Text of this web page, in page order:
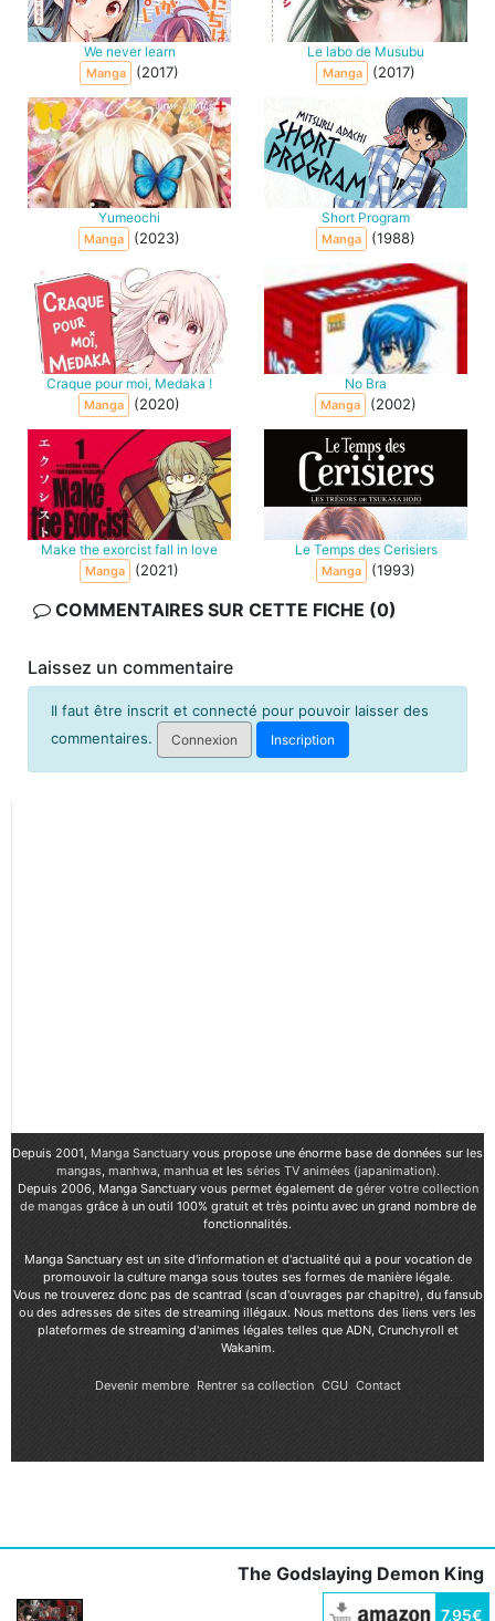
The Godslaying Demon King
7,95€
We never learn
Manga (2017)
Le labo de Musubu
Manga (2017)
Yumeochi
Manga (2023)
Short Program
Manga (1988)
Craque pour moi, Medaka !
Manga (2020)
No Bra
Manga (2002)
Make the exorcist fall in love
Manga (2021)
Le Temps des Cerisiers
Manga (1993)
COMMENTAIRES SUR CETTE FICHE (0)
Laissez un commentaire
Il faut être inscrit et connecté pour pouvoir laisser des
commentaires.
Connexion Inscription
Depuis 2001, Manga Sanctuary vous propose une énorme base de données sur les
mangas, manhwa, manhuaet les séries TV animées (japanimation).
Depuis 2006, Manga Sanctuary vous permet également de gérer votre collection
de mangasgrâce à un outil 100% gratuit et très pointu avec un grand nombre de
fonctionnalités.
Manga Sanctuary est un site d'information et d'actualité qui a pour vocation de
promouvoir la culture manga sous toutes ses formes de manière légale.
Vous ne trouverez donc pas de scantrad (scan d'ouvrages par chapitre), du fansub
ou des adresses de sites de streaming illégaux. Nous mettons des liens vers les
plateformes de streaming d'animes légales telles que ADN, Crunchyroll et
Wakanim.
Devenir membre Rentrer sa collection CGU Contact